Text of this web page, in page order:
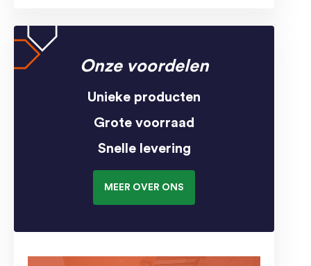
Onze voordelen
Unieke producten
Grote voorraad
Snelle levering
MEER OVER ONS